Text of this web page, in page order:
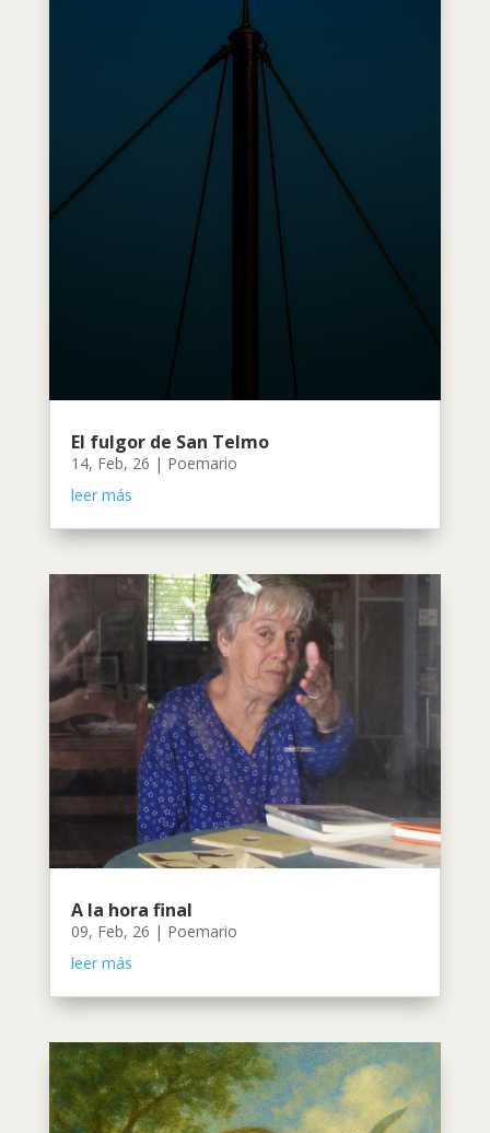
El fulgor de San Telmo
14, Feb, 26 | Poemario
leer más
A la hora final
09, Feb, 26 | Poemario
leer más